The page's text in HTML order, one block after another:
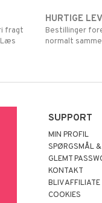
fragt
Læs
HURTIGE
Bestillinger
normalt
SUPPORT
MIN PROFIL
SPØRGSMÅL &
GLEMT
KONTAKT
BLIV AFFILIATE
COOKIES